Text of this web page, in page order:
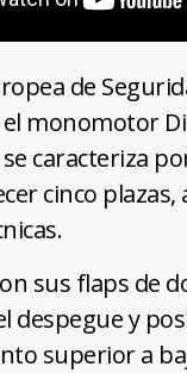
de
monomotor
se caracteriza
cinco plazas,
sus flaps de
despegue y
superior a